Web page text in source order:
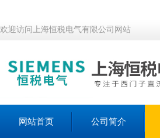
欢迎访问上海恒税电气有限公司网站
网站首页 公司简介